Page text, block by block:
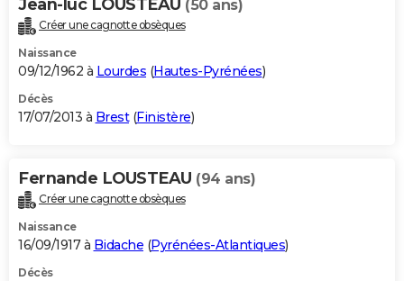
Jean-luc LOUSTEAU (50 ans)
Créer une cagnotte obsèques
Naissance
09/12/1962 à Lourdes (Hautes-Pyrénées)
Décès
17/07/2013 à Brest(Finistère)
Fernande LOUSTEAU (94 ans)
Créer une cagnotte obsèques
Naissance
16/09/1917 à Bidache (Pyrénées-Atlantiques)
Décès